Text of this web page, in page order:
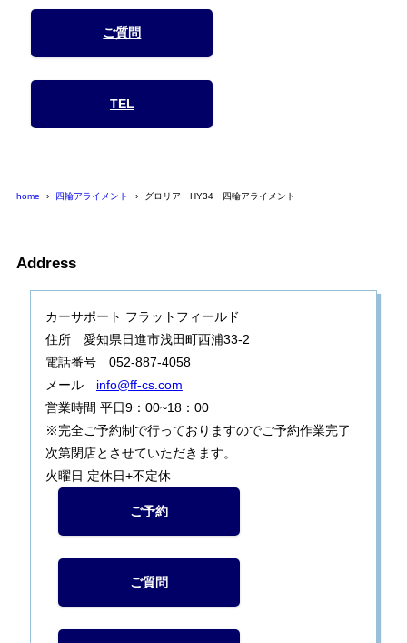
ご質問
TEL
home 四輪アライメント グロリア HY34 四輪アライメント
Address
カーサポート フラットフィールド
住所 愛知県日進市浅田町西浦33-2
電話番号 052-887-4058
メール info@ff-cs.com
営業時間 平日9：00~18：00
※完全ご予約制で行っておりますのでご予約作業完了
次第閉店とさせていただきます。
火曜日 定休日+不定休
ご予約
ご質問